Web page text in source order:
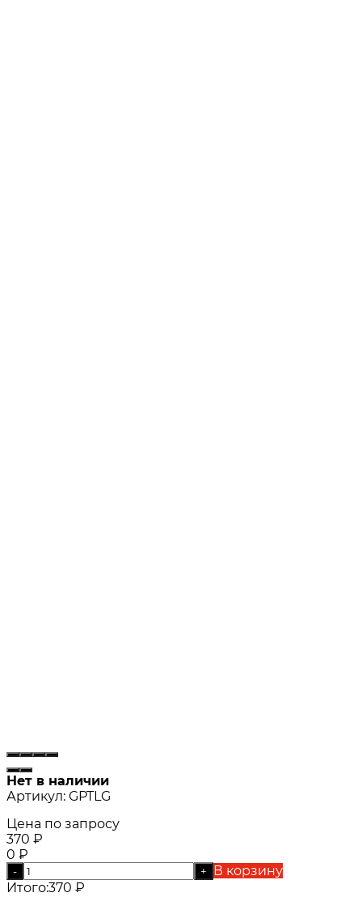
Нет в наличии
Артикул: GPTLG
Цена по запросу
370 ₽
0 ₽
- +
В корзину
Итого:370 ₽